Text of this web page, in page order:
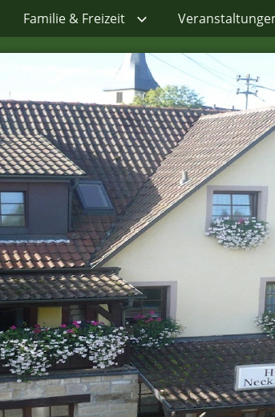
Familie & Freizeit